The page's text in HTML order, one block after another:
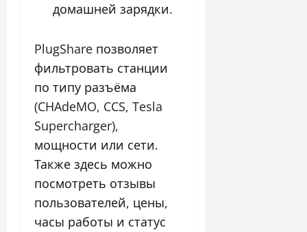
домашней зарядки.
PlugShare позволяет
фильтровать станции
по типу разъёма
(CHAdeMO, CCS, Tesla
Supercharger),
мощности или сети.
Также здесь можно
посмотреть отзывы
пользователей, цены,
часы работы и статус